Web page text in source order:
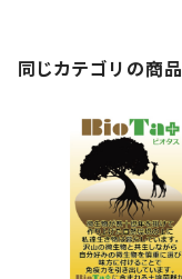
同じカテゴリの商品